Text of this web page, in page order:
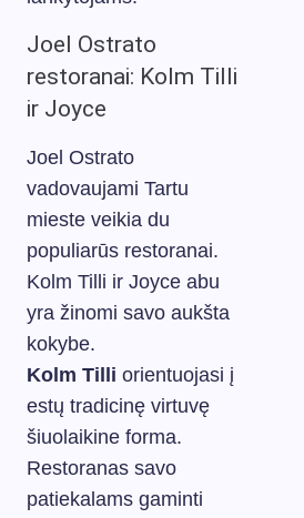
Joel Ostrato
restoranai: Kolm Tilli
ir Joyce
Joel Ostrato
vadovaujami Tartu
mieste veikia du
populiarūs restoranai.
Kolm Tilli ir Joyce abu
yra žinomi savo aukšta
kokybe.
Kolm Tilli orientuojasi į
estų tradicinę virtuvę
šiuolaikine forma.
Restoranas savo
patiekalams gaminti